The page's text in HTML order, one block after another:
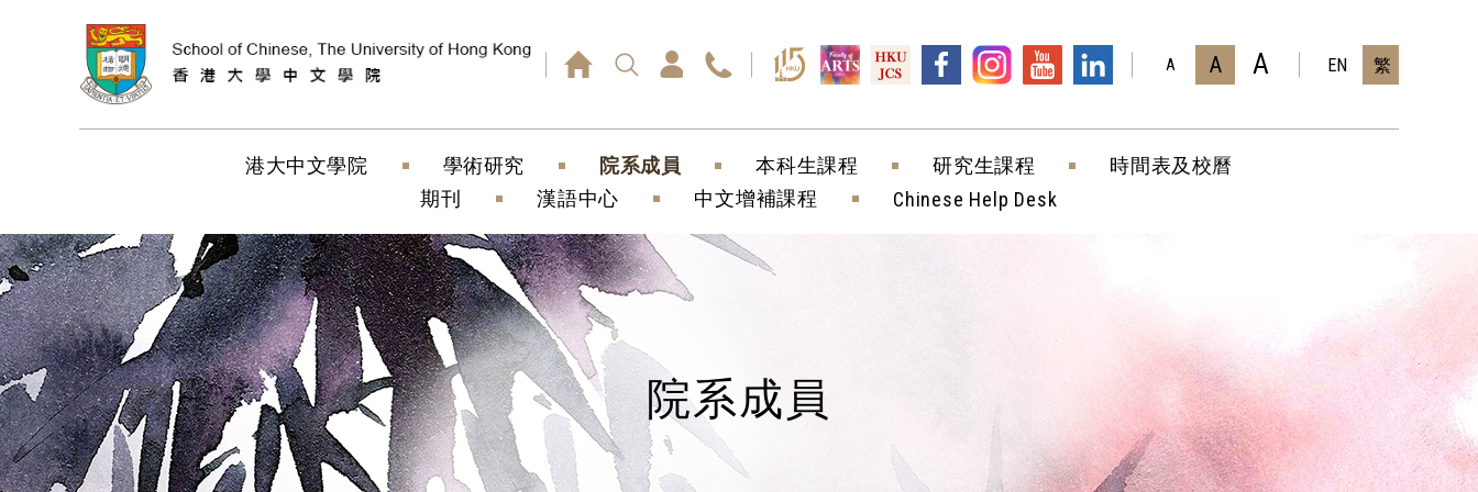
A A A EN 繁
港大中文學院 學術研究 院系成員 本科生課程 研究生課程
時間表及校曆
期刊
漢語中心 中文增補課程 Chinese Help Desk
院系成員